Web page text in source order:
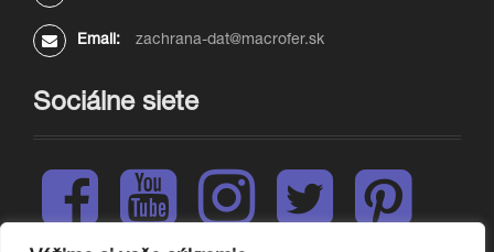
Email: zachrana-dat@macrofer.sk
Sociálne siete
F
c
Y
u
s
T
i
P
n